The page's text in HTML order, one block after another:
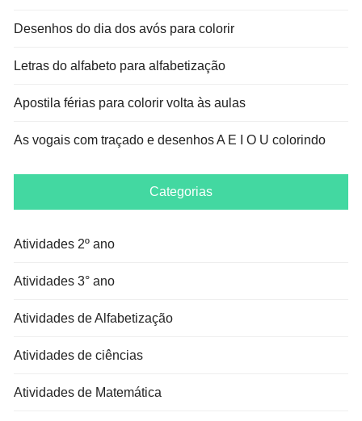
Desenhos do dia dos avós para colorir
Letras do alfabeto para alfabetização
Apostila férias para colorir volta às aulas
As vogais com traçado e desenhos A E I O U colorindo
Categorias
Atividades 2º ano
Atividades 3° ano
Atividades de Alfabetização
Atividades de ciências
Atividades de Matemática